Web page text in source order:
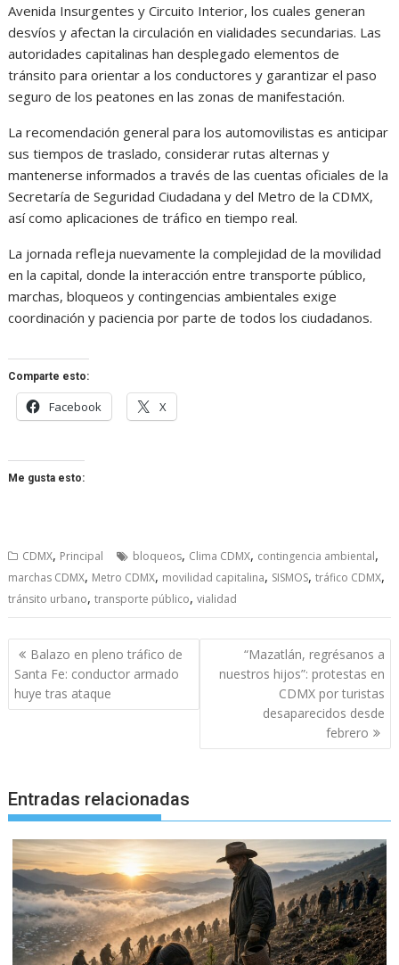
Avenida Insurgentes y Circuito Interior, los cuales generan
desvíos y afectan la circulación en vialidades secundarias. Las
autoridades capitalinas han desplegado elementos de
tránsito para orientar a los conductores y garantizar el paso
seguro de los peatones en las zonas de manifestación.
La recomendación general para los automovilistas es anticipar
sus tiempos de traslado, considerar rutas alternas y
mantenerse informados a través de las cuentas oficiales de la
Secretaría de Seguridad Ciudadana y del Metro de la CDMX,
así como aplicaciones de tráfico en tiempo real.
La jornada refleja nuevamente la complejidad de la movilidad
en la capital, donde la interacción entre transporte público,
marchas, bloqueos y contingencias ambientales exige
coordinación y paciencia por parte de todos los ciudadanos.
Comparte esto:
Facebook X
Me gusta esto:
CDMX, Principal bloqueos, Clima CDMX, contingencia ambiental,
marchas CDMX, Metro CDMX, movilidad capitalina, SISMOS,tráfico CDMX,
tránsito urbano,transporte público,vialidad
Navegación
de
entradas
Balazo en pleno tráfico de
Santa Fe: conductor armado
huye tras ataque
“Mazatlán, regrésanos a
nuestros hijos”: protestas en
CDMX por turistas
desaparecidos desde
febrero
Entradas relacionadas